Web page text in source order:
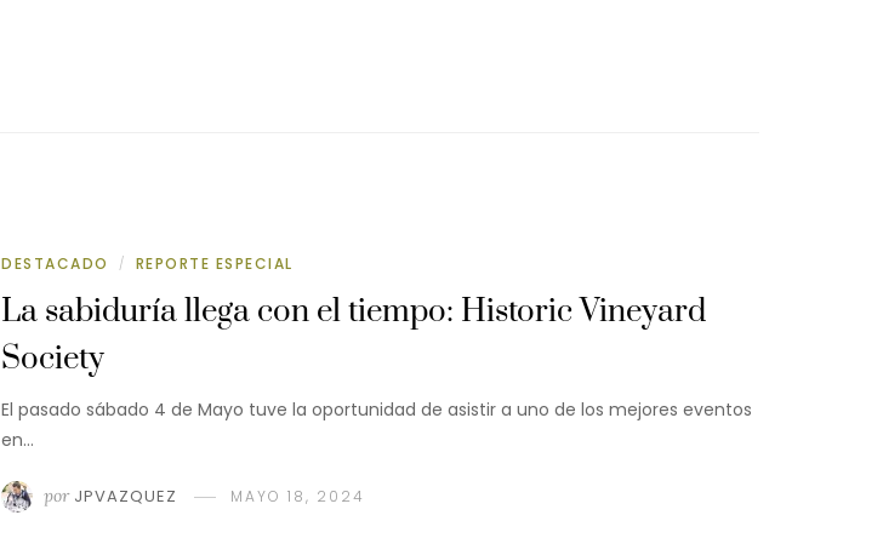
DESTACADO / REPORTE ESPECIAL
La sabiduría llega con el tiempo: Historic Vineyard
Society
El pasado sábado 4 de Mayo tuve la oportunidad de asistir a uno de los mejores eventos
en…
por JPVAZQUEZ MAYO 18, 2024